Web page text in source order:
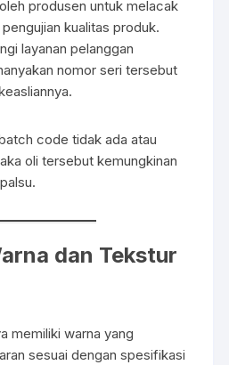
produsen untuk melacak
kualitas produk.
layanan pelanggan
nomor seri tersebut
code tidak ada atau
oli tersebut kemungkinan
dan Tekstur
memiliki warna yang
sesuai dengan spesifikasi